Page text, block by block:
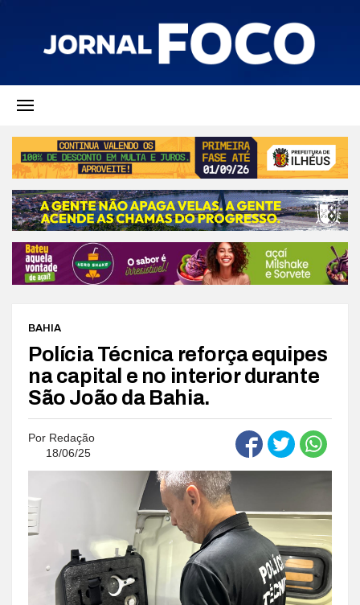
BAHIA
Polícia Técnica reforça equipes
na capital e no interior durante
São João da Bahia.
Por Redação
18/06/25